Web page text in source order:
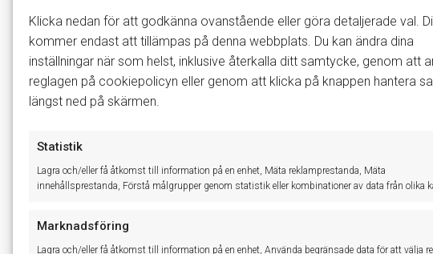
Klicka nedan för att godkänna ovanstående eller göra detaljerade val.
kommer endast att tillämpas på denna webbplats. Du kan ändra dina
inställningar när som helst, inklusive återkalla ditt samtycke, genom att
reglagen på cookiepolicyn eller genom att klicka på knappen hantera
längst ned på skärmen.
Statistik
Lagra och/eller få åtkomst till information på en enhet, Mäta reklamprestanda, Mäta
innehållsprestanda, Förstå målgrupper genom statistik eller kombinationer av data från olika
Marknadsföring
Lagra och/eller få åtkomst till information på en enhet, Använda begränsade data för att välja
All Kopplingen/överföring mot Saga2 sköts från öppen
Arbetsordern skapas som vanligt tills den skall överföras till Saga2.
Skapa en arbetsorder eller gå in på en befintlig.
Garantimärk rader genom att markera rader och högerklicka
Arbetsordern har nu fått status Garantiarbetsorder och är redo att
Välj Integrationsknappen→ Saga2 Export AO med garanti.
Färdigbehandlad garanti i Saga2 hämtas in genom att
garanti.